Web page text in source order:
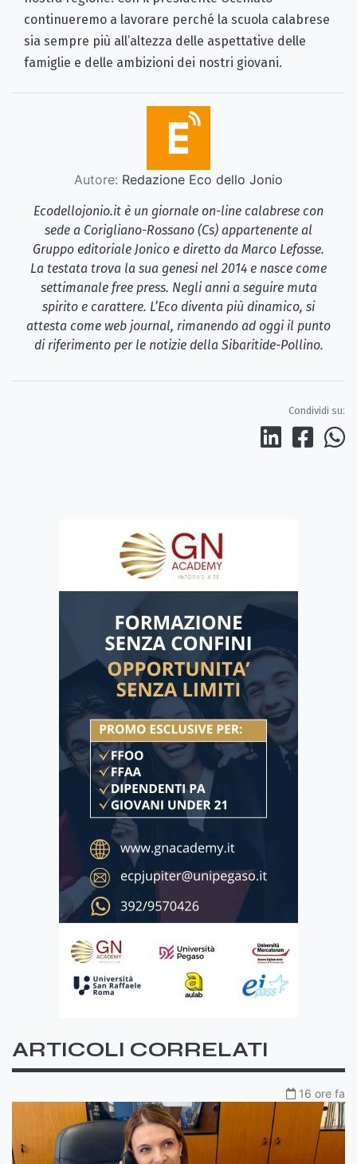
continueremo a lavorare perché la scuola calabrese
sia sempre più all’altezza delle aspettative delle
famiglie e delle ambizioni dei nostri giovani.
Autore: Redazione Eco dello Jonio
Ecodellojonio.it è un giornale on-line calabrese con
sede a Corigliano-Rossano (Cs) appartenente al
Gruppo editoriale Jonico e diretto da Marco Lefosse.
La testata trova la sua genesi nel 2014 e nasce come
settimanale free press. Negli anni a seguire muta
spirito e carattere. L’Eco diventa più dinamico, si
attesta come web journal, rimanendo ad oggi il punto
di riferimento per le notizie della Sibaritide-Pollino.
Condividi su:
ARTICOLI CORRELATI
16 ore fa